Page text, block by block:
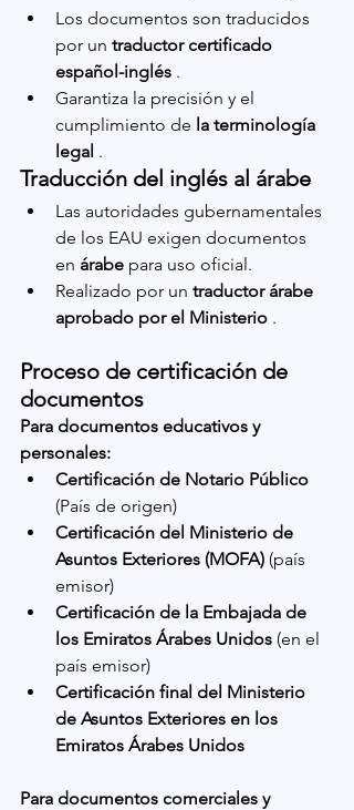
Los documentos son traducidos
por un traductor certificado
español-inglés .
Garantiza la precisión y el
cumplimiento de la terminología
legal .
Traducción del inglés al árabe
Las autoridades gubernamentales
de los EAU exigen documentos
en árabe para uso oficial.
Realizado por un traductor árabe
aprobado por el Ministerio .
Proceso de certificación de
documentos
Para documentos educativos y
personales:
Certificación de Notario Público
(País de origen)
Certificación del Ministerio de
Asuntos Exteriores (MOFA) (país
emisor)
Certificación de la Embajada de
los Emiratos Árabes Unidos (en el
país emisor)
Certificación final del Ministerio
de Asuntos Exteriores en los
Emiratos Árabes Unidos
Para documentos comerciales y